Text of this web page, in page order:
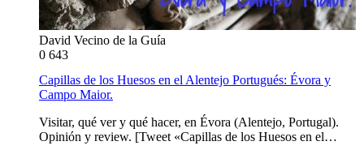
David Vecino de la Guía
0 643
Capillas de los Huesos en el Alentejo Portugués: Évora y
Campo Maior.
Visitar, qué ver y qué hacer, en Évora (Alentejo, Portugal).
Opinión y review. [Tweet «Capillas de los Huesos en el…